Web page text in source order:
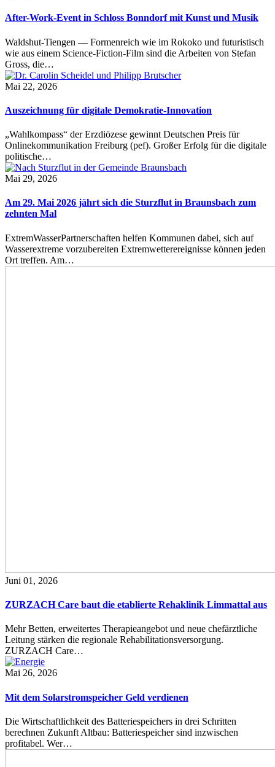
After-Work-Event in Schloss Bonndorf mit Kunst und Musik
Waldshut-Tiengen — Formenreich wie im Rokoko und futuristisch
wie aus einem Science-Fiction-Film sind die Arbeiten von Stefan
Gross, die…
Mai 22, 2026
Auszeichnung für digitale Demokratie-Innovation
„Wahlkompass“ der Erzdiözese gewinnt Deutschen Preis für
Onlinekommunikation Freiburg (pef). Großer Erfolg für die digitale
politische…
Mai 29, 2026
Am 29. Mai 2026 jährt sich die Sturzflut in Braunsbach zum
zehnten Mal
ExtremWasserPartnerschaften helfen Kommunen dabei, sich auf
Wasserextreme vorzubereiten Extremwetterereignisse können jeden
Ort treffen. Am…
Juni 01, 2026
ZURZACH Care baut die etablierte Rehaklinik Limmattal aus
Mehr Betten, erweitertes Therapieangebot und neue chefärztliche
Leitung stärken die regionale Rehabilitationsversorgung.
ZURZACH Care…
Mai 26, 2026
Mit dem Solarstromspeicher Geld verdienen
Die Wirtschaftlichkeit des Batteriespeichers in drei Schritten
berechnen Zukunft Altbau: Batteriespeicher sind inzwischen
profitabel. Wer…